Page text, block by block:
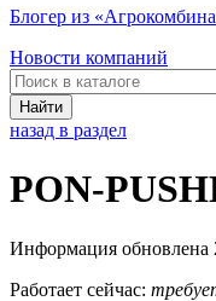
Блогер из
Новости компаний
Найти
назад в раздел
PON-
Информация обновлена
Работает сейчас: